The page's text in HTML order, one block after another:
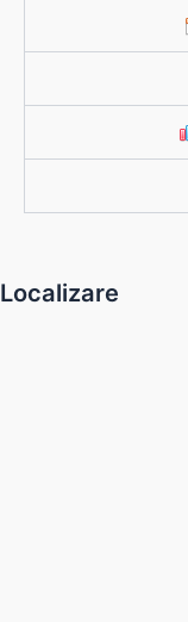
Localizare